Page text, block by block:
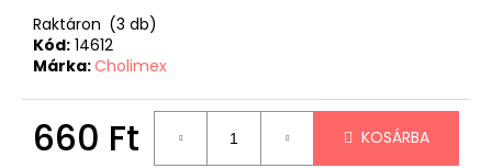
Raktáron (3 db)
Kód: 14612
Márka:Cholimex
660 Ft KOSÁRBA